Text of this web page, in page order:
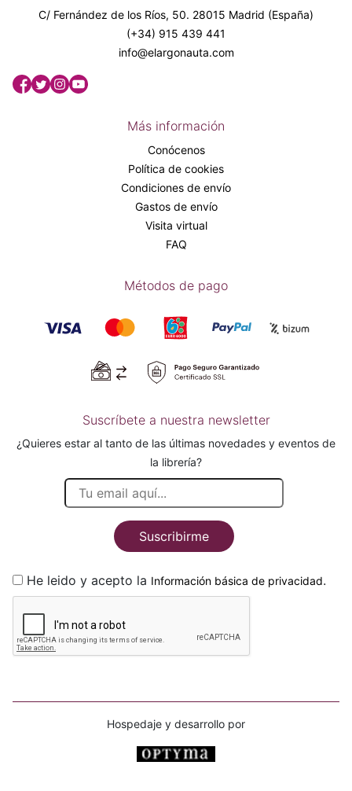
C/ Fernández de los Ríos, 50. 28015 Madrid (España)
(+34) 915 439 441
info@elargonauta.com
Más información
Conócenos
Política de cookies
Condiciones de envío
Gastos de envío
Visita virtual
FAQ
Métodos de pago
Suscríbete a nuestra newsletter
¿Quieres estar al tanto de las últimas novedades y eventos de
la librería?
Suscribirme
He leido y acepto la Información básica de privacidad.
Hospedaje y desarrollo por